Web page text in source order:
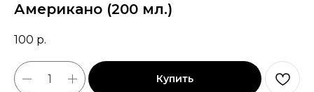
Американо (200 мл.)
100 р.
Купить